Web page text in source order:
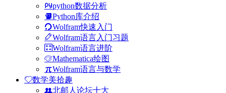
python数据分析
Python库介绍
Wolfram快速入门
Wolfram语言入门习题
Wolfram语言进阶
Mathematica绘图
Wolfram语言与数学
数学美拾趣
北邮人论坛十大